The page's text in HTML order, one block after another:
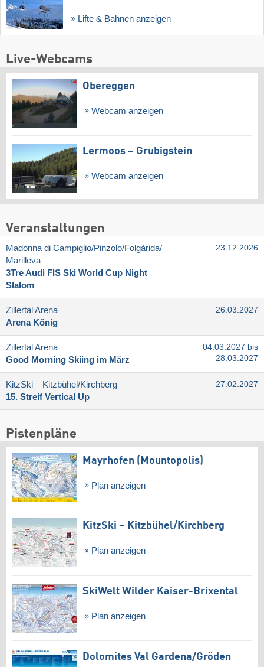
Lifte & Bahnen anzeigen
Live-Webcams
Obereggen
Webcam anzeigen
Lermoos – Grubigstein
Webcam anzeigen
Veranstaltungen
Madonna di Campiglio/​Pinzolo/​Folgàrida/​
Marilleva
3Tre Audi FIS Ski World Cup Night
Slalom
23.12.2026
Zillertal Arena
Arena König
26.03.2027
Zillertal Arena
Good Morning Skiing im März
04.03.2027 bis
28.03.2027
KitzSki – Kitzbühel/​Kirchberg
15. Streif Vertical Up
27.02.2027
Pistenpläne
Mayrhofen (Mountopolis)
Plan anzeigen
KitzSki – Kitzbühel/​Kirchberg
Plan anzeigen
SkiWelt Wilder Kaiser-Brixental
Plan anzeigen
Dolomites Val Gardena/​Gröden